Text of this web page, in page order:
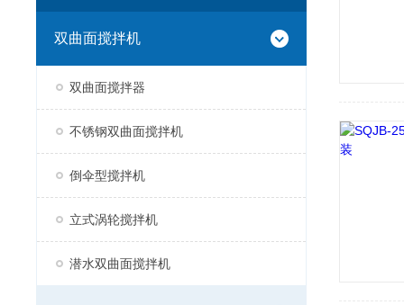
双曲面搅拌机
双曲面搅拌器
不锈钢双曲面搅拌机
倒伞型搅拌机
立式涡轮搅拌机
潜水双曲面搅拌机